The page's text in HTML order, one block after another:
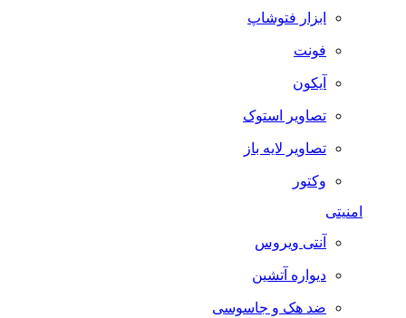
ابزار فتوشاپ
فونت
آیکون
تصاویر استوک
تصاویر لایه باز
وکتور
امنیتی
آنتی ویروس
دیواره آتشین
ضد هک و جاسوسی